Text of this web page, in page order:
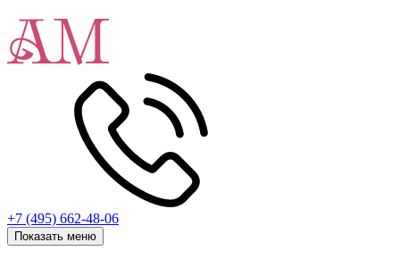
+7 (495) 662-48-06
Показать меню